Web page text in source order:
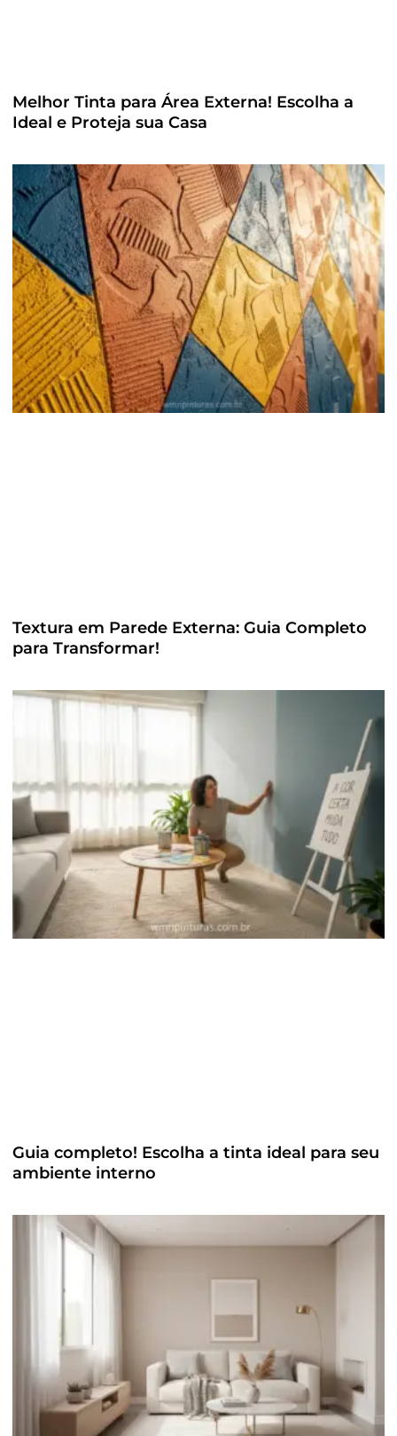
Melhor Tinta para Área Externa! Escolha a
Ideal e Proteja sua Casa
Textura em Parede Externa: Guia Completo
para Transformar!
Guia completo! Escolha a tinta ideal para seu
ambiente interno